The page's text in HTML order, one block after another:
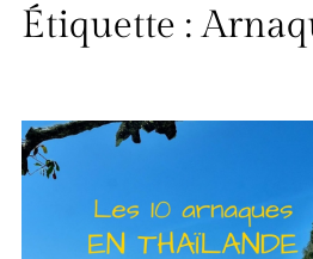
Étiquette :